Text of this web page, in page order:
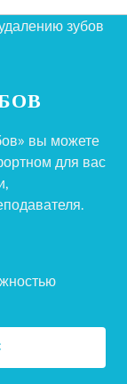
вы можете
для вас